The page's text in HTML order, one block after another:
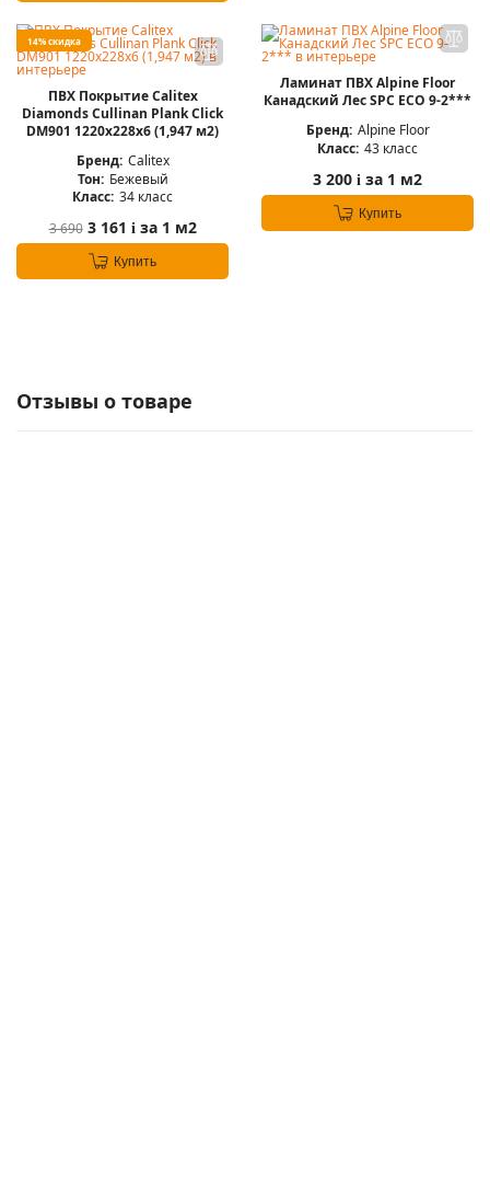
14% скидка
ПВХ Покрытие Calitex
Diamonds Cullinan Plank Click
DM901 1220x228x6 (1,947 м2)
Бренд: Calitex
Тон: Бежевый
Класс: 34 класс
3 690 3 161 iза 1 м2
Купить
Ламинат ПВХ Alpine Floor
Канадский Лес SPC ЕСО 9-2***
Бренд: Alpine Floor
Класс: 43 класс
3 200 i за 1 м2
Купить
Отзывы о товаре